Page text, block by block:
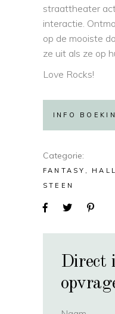
straattheater
interactie.
op de mooiste
ze uit als ze op
Love Rocks!
INFO
Categorie
FANTASY
STEEN
Direct